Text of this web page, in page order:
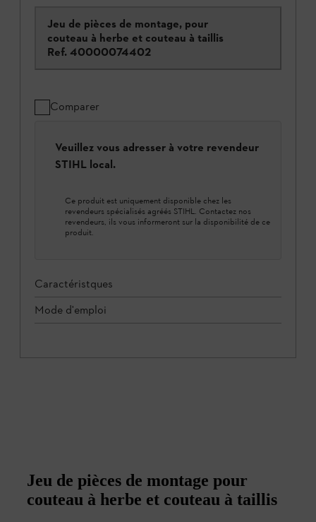
Jeu de pièces de montage, pour
couteau à herbe et couteau à taillis
Ref. 40000074402
Comparer
Veuillez vous adresser à votre revendeur
STIHL local.
Ce produit est uniquement disponible chez les
revendeurs spécialisés agréés STIHL. Contactez nos
revendeurs, ils vous informeront sur la disponibilité de ce
produit.
Caractéristques
Mode d'emploi
Jeu de pièces de montage pour
couteau à herbe et couteau à taillis